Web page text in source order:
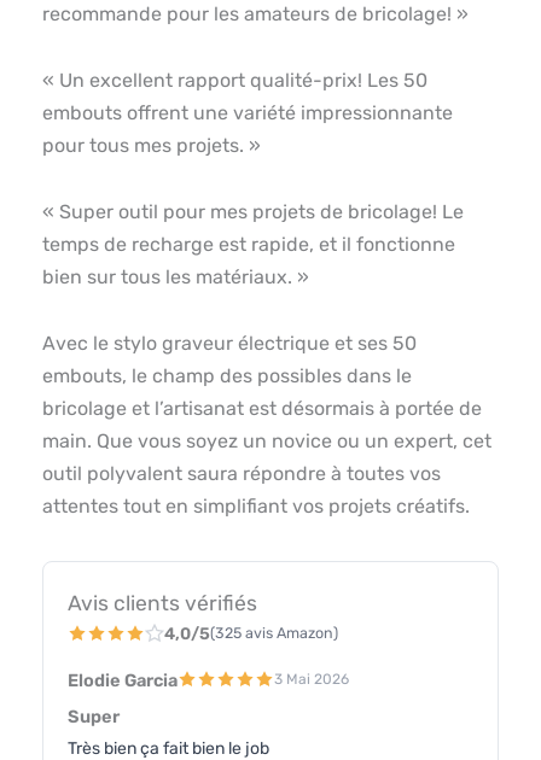
recommande pour les amateurs de bricolage! »
« Un excellent rapport qualité-prix! Les 50
embouts offrent une variété impressionnante
pour tous mes projets. »
« Super outil pour mes projets de bricolage! Le
temps de recharge est rapide, et il fonctionne
bien sur tous les matériaux. »
Avec le stylo graveur électrique et ses 50
embouts, le champ des possibles dans le
bricolage et l’artisanat est désormais à portée de
main. Que vous soyez un novice ou un expert, cet
outil polyvalent saura répondre à toutes vos
attentes tout en simplifiant vos projets créatifs.
Avis clients vérifiés
4,0/5(325 avis Amazon)
Elodie Garcia 3 Mai 2026
Super
Très bien ça fait bien le job